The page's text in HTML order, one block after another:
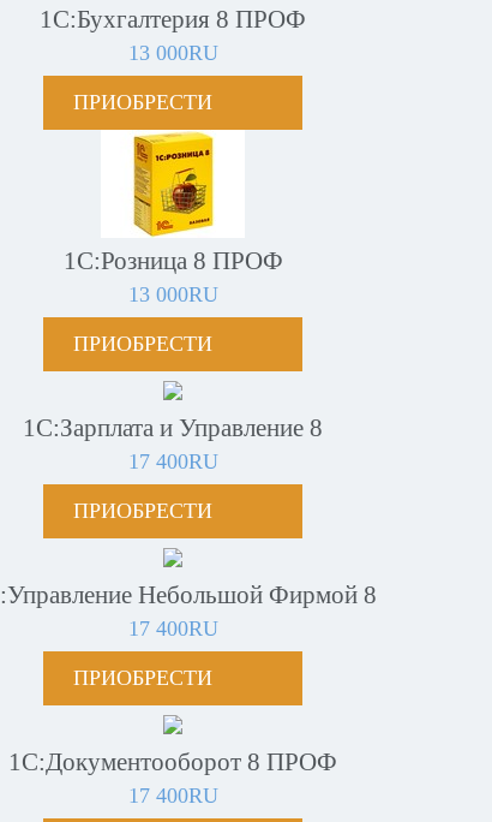
1С:Бухгалтерия 8 ПРОФ
13 000RU
ПРИОБРЕСТИ
1С:Розница 8 ПРОФ
13 000RU
ПРИОБРЕСТИ
1С:Зарплата и Управление 8
17 400RU
ПРИОБРЕСТИ
Небольшой Фирмой 8
17 400RU
ПРИОБРЕСТИ
1С:Документооборот 8 ПРОФ
17 400RU